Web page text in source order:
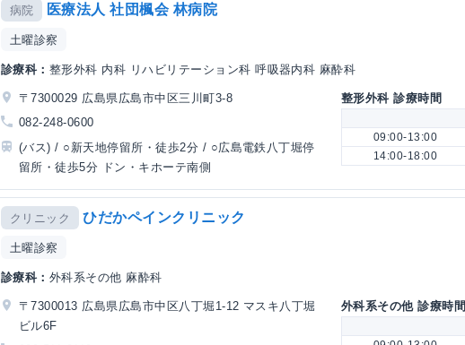
病院 医療法人 社団楓会 林病院
土曜診察
診療科： 整形外科 内科 リハビリテーション科 呼吸器内科 麻酔科
〒7300029 広島県広島市中区三川町3-8
082-248-0600
(バス) / ○新天地停留所・徒歩2分 / ○広島電鉄八丁堀停
留所・徒歩5分 ドン・キホーテ南側
整形外科 診療時間
09:00-13:00
14:00-18:00
クリニック ひだかペインクリニック
土曜診察
診療科： 外科系その他 麻酔科
〒7300013 広島県広島市中区八丁堀1-12 マスキ八丁堀
ビル6F
外科系その他 診療時間